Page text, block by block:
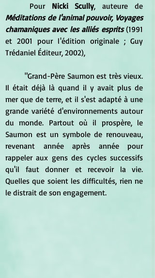
	Pour
Nicki Scully
Méditations de l'animal pouvoir, Voyages
chamaniques avec les alliés esprits (1991
et 2001 pour l'édition originale ; Guy
Trédaniel Éditeur, 2002),
	"Grand-Père Saumon est très vieux.
Il était déjà là quand il y avait plus de
mer que de terre, et il s'est adapté à une
grande variété d'environnements autour
du monde. Partout où il prospère, le
Saumon est un symbole de renouveau,
revenant année après année pour
rappeler aux gens des cycles successifs
qu'il faut donner et recevoir la vie.
Quelles que soient les difficultés, rien ne
le distrait de son engagement.